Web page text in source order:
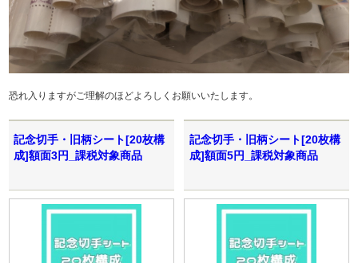
恐れ入りますがご理解のほどよろしくお願いいたします。
記念切手・旧柄シート[20枚構
成]額面3円_課税対象商品
記念切手・旧柄シート[20枚構
成]額面5円_課税対象商品